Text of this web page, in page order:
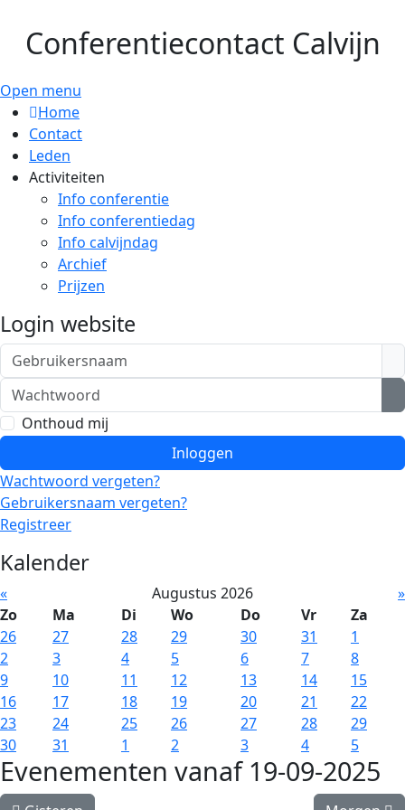
Conferentiecontact Calvijn
Open menu
Home
Contact
Leden
Activiteiten
Info conferentie
Info conferentiedag
Info calvijndag
Archief
Prijzen
Login website
Gebruikersnaam
Wachtwoord
Onthoud mij
Inloggen
Wachtwoord vergeten?
Gebruikersnaam vergeten?
Registreer
Kalender
« Augustus 2026
»
Zo
Ma Di Wo Do Vr
Za
26
27 28 29 30 31
1
2
3 4 5 6 7
8
9
10 11 12 13 14
15
16
17 18 19 20 21
22
23
24 25 26 27 28
29
30
31 1 2 3 4 5
Evenementen vanaf 19-09-2025